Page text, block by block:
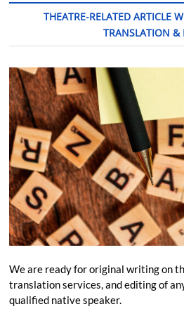
THEATRE-RELATED ARTICLE
TRANSLATION &
We are ready for original writing on
translation services, and editing of
qualified native speaker.